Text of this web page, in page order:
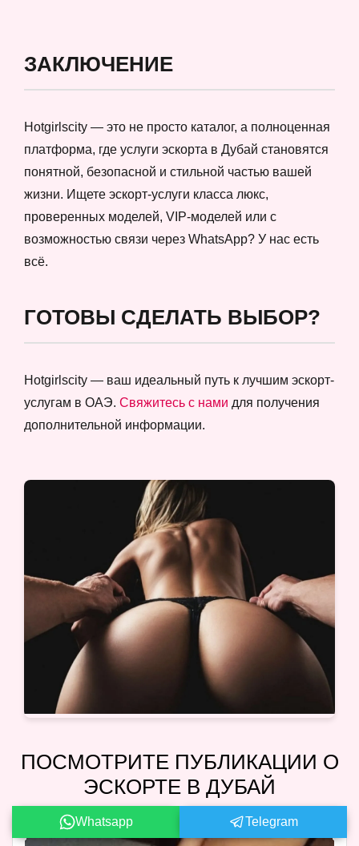
ЗАКЛЮЧЕНИЕ
Hotgirlscity — это не просто каталог, а полноценная
платформа, где услуги эскорта в Дубай становятся
понятной, безопасной и стильной частью вашей
жизни. Ищете эскорт-услуги класса люкс,
проверенных моделей, VIP-моделей или с
возможностью связи через WhatsApp? У нас есть
всё.
ГОТОВЫ СДЕЛАТЬ ВЫБОР?
Hotgirlscity — ваш идеальный путь к лучшим эскорт-
услугам в ОАЭ. Свяжитесь с нами для получения
дополнительной информации.
ПОСМОТРИТЕ ПУБЛИКАЦИИ О
ЭСКОРТЕ В ДУБАЙ
Whatsapp Telegram